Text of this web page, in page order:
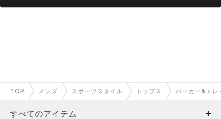
TOP メンズ スポーツスタイル トップス パーカー&トレ
すべてのアイテム